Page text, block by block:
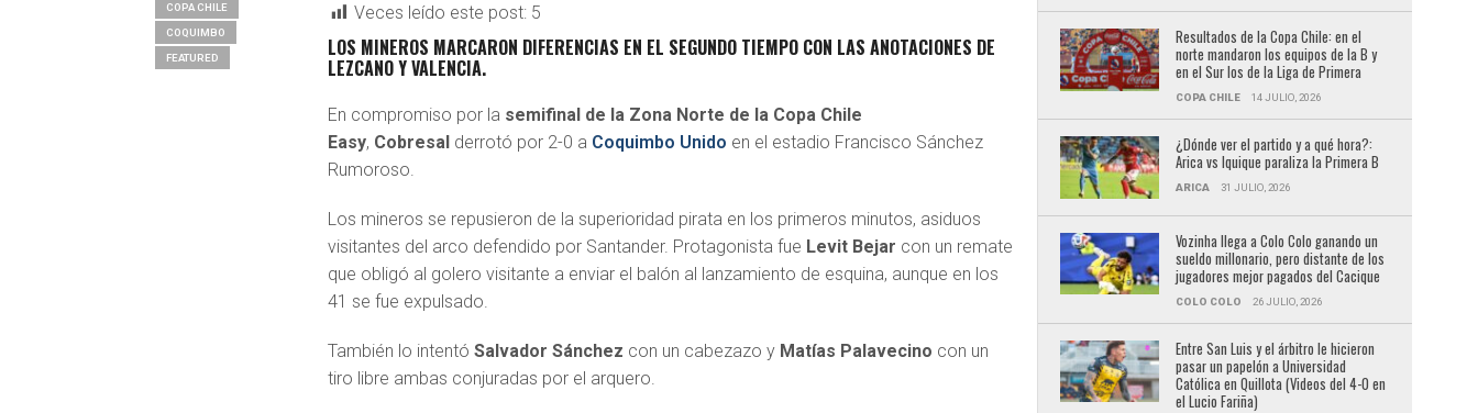
Veces leído este post: 5
LOS MINEROS MARCARON DIFERENCIAS EN EL SEGUNDO TIEMPO CON LAS ANOTACIONES DE
LEZCANO Y VALENCIA.
En compromiso por la semifinal de la Zona Norte de la Copa Chile
Easy, Cobresal derrotó por 2-0 a Coquimbo Unido en el estadio Francisco Sánchez
Rumoroso.
Los mineros se repusieron de la superioridad pirata en los primeros minutos, asiduos
visitantes del arco defendido por Santander. Protagonista fue Levit Bejar con un remate
que obligó al golero visitante a enviar el balón al lanzamiento de esquina, aunque en los
41 se fue expulsado.
También lo intentóSalvador Sánchez con un cabezazo y Matías Palavecino con un
tiro libre ambas conjuradas por el arquero.
COPA CHILE
COQUIMBO
FEATURED
Resultados de la Copa Chile: en el
norte mandaron los equipos de la B y
en el Sur los de la Liga de Primera
COPA CHILE 14 JULIO, 2026
¿Dónde ver el partido y a qué hora?:
Arica vs Iquique paraliza la Primera B
ARICA 31 JULIO, 2026
Vozinha llega a Colo Colo ganando un
sueldo millonario, pero distante de los
jugadores mejor pagados del Cacique
COLO COLO 26 JULIO, 2026
Entre San Luis y el árbitro le hicieron
pasar un papelón a Universidad
Católica en Quillota (Videos del 4-0 en
el Lucio Fariña)